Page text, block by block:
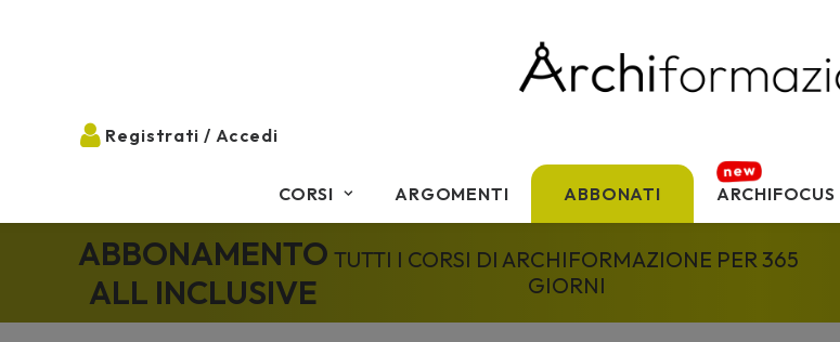
CORSI ARGOMENTI ABBONATI ARCHIFOCUS
ABBONAMENTO
ALL INCLUSIVE
TUTTI I CORSI DI ARCHIFORMAZIONE PER 365
GIORNI